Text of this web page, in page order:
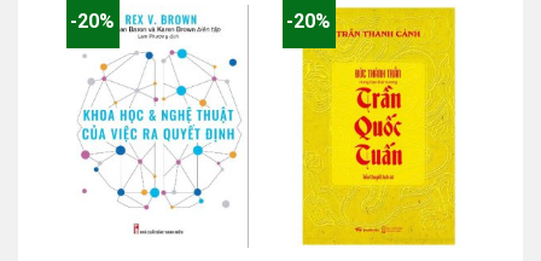
-20% -20%